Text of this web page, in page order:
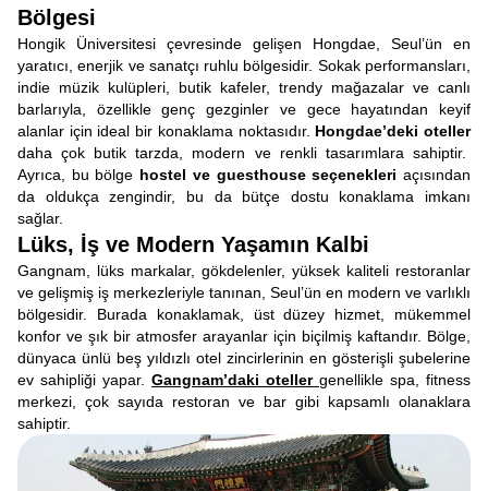
Bölgesi
Hongik Üniversitesi çevresinde gelişen Hongdae, Seul’ün en
yaratıcı, enerjik ve sanatçı ruhlu bölgesidir. Sokak performansları,
indie müzik kulüpleri, butik kafeler, trendy mağazalar ve canlı
barlarıyla, özellikle genç gezginler ve gece hayatından keyif
alanlar için ideal bir konaklama noktasıdır. Hongdae’deki oteller
daha çok butik tarzda, modern ve renkli tasarımlara sahiptir.
Ayrıca, bu bölge hostel ve guesthouse seçenekleri açısından
da oldukça zengindir, bu da bütçe dostu konaklama imkanı
sağlar.
Lüks, İş ve Modern Yaşamın Kalbi
Gangnam, lüks markalar, gökdelenler, yüksek kaliteli restoranlar
ve gelişmiş iş merkezleriyle tanınan, Seul’ün en modern ve varlıklı
bölgesidir. Burada konaklamak, üst düzey hizmet, mükemmel
konfor ve şık bir atmosfer arayanlar için biçilmiş kaftandır. Bölge,
dünyaca ünlü beş yıldızlı otel zincirlerinin en gösterişli şubelerine
ev sahipliği yapar. Gangnam’daki oteller genellikle spa, fitness
merkezi, çok sayıda restoran ve bar gibi kapsamlı olanaklara
sahiptir.